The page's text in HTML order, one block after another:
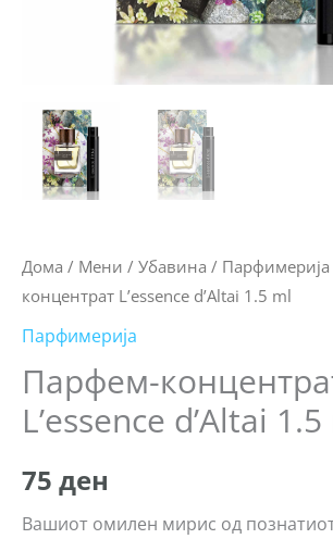
Дома / Мени / Убавина / Парфимерија
концентрат L’essence d’Altai 1.5 ml
Парфимерија
Парфем-
L’essence d’Altai
75 ден
Вашиот омилен мирис од